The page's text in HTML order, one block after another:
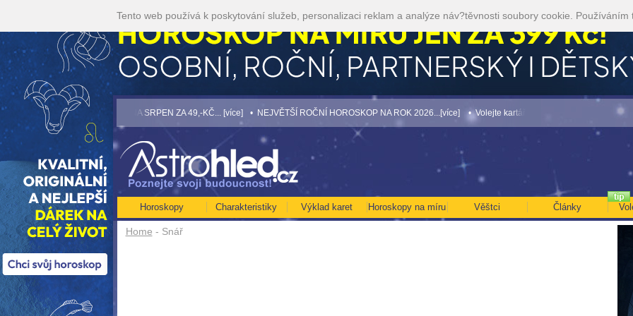
Home - Snář
Horoskopy Charakteristiky Výklad karet Horoskopy na míru Věštci Články
min! [více] • TAROT NA SRPEN ZA 49,-KČ... [více] • NEJVĚTŠÍ ROČNÍ HOROSKOP NA ROK 2026...[více] • Volejte kartářkám levněji a využijte akci 35kč/min!
Tento web používá k poskytování služeb, personalizaci reklam a analýze náv?těvnosti soubory cookie. Používáním